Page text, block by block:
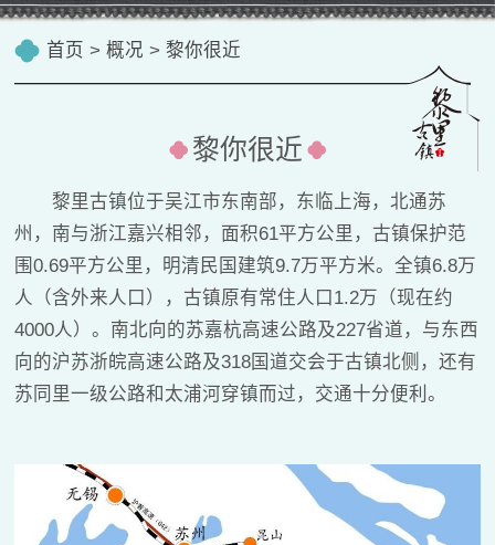
首页 >概况 > 黎你很近
黎你很近
黎里古镇位于吴江市东南部，东临上海，北通苏
州，南与浙江嘉兴相邻，面积61平方公里，古镇保护范
围0.69平方公里，明清民国建筑9.7万平方米。全镇6.8万
人（含外来人口），古镇原有常住人口1.2万（现在约
4000人）。南北向的苏嘉杭高速公路及227省道，与东西
向的沪苏浙皖高速公路及318国道交会于古镇北侧，还有
苏同里一级公路和太浦河穿镇而过，交通十分便利。